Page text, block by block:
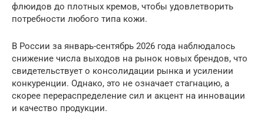
флюидов до плотных кремов, чтобы удовлетворить
потребности любого типа кожи.
В России за январь-сентябрь 2026 года наблюдалось
снижение числа выходов на рынок новых брендов, что
свидетельствует о консолидации рынка и усилении
конкуренции. Однако, это не означает стагнацию, а
скорее перераспределение сил и акцент на инновации
и качество продукции.